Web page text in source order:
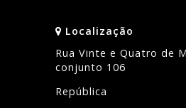
Localização
Rua Vinte e Quatro de
conjunto 106
República